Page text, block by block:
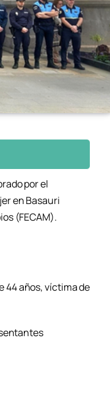
por el
en Basauri
(FECAM).
44 años, víctima de